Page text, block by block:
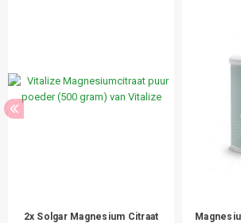
2x Solgar Magnesium Citraat